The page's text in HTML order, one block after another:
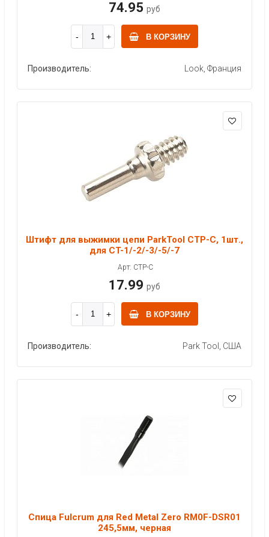
74.95 руб
В КОРЗИНУ
Производитель: Look, Франция
Штифт для выжимки цепи ParkTool CTP-C, 1шт.,
для CT-1/-2/-3/-5/-7
Арт: CTP-C
17.99 руб
В КОРЗИНУ
Производитель: Park Tool, США
Спица Fulcrum для Red Metal Zero RM0F-DSR01
245,5мм, черная